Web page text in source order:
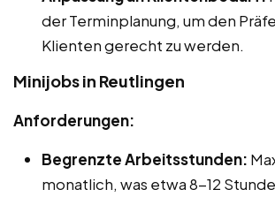
der Terminplanung, um den
Klienten gerecht zu werden.
Minijobs in Reutlingen
Anforderungen:
Begrenzte Arbeitsstunden:
monatlich, was etwa 8-12